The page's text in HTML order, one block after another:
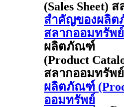
(Sales Sheet)
สำคัญของผลิต
สลากออมทรัพย์
ผลิตภัณฑ์
(Product
สลากออมทรัพย์
ผลิตภัณฑ์
ออมทรัพย์